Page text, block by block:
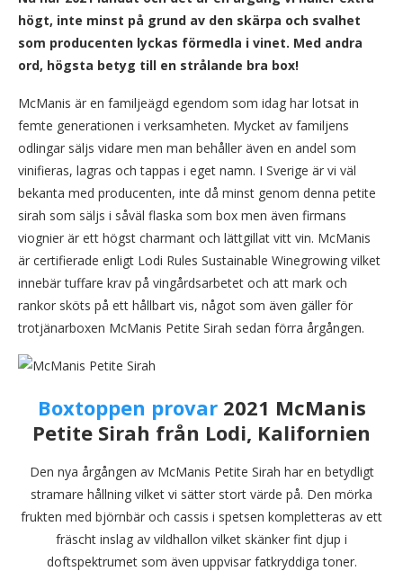
högt, inte minst på grund av den skärpa och svalhet
som producenten lyckas förmedla i vinet. Med andra
ord, högsta betyg till en strålande bra box!
McManis är en familjeägd egendom som idag har lotsat in
femte generationen i verksamheten. Mycket av familjens
odlingar säljs vidare men man behåller även en andel som
vinifieras, lagras och tappas i eget namn. I Sverige är vi väl
bekanta med producenten, inte då minst genom denna petite
sirah som säljs i såväl flaska som box men även firmans
viognier är ett högst charmant och lättgillat vitt vin. McManis
är certifierade enligt Lodi Rules Sustainable Winegrowing vilket
innebär tuffare krav på vingårdsarbetet och att mark och
rankor sköts på ett hållbart vis, något som även gäller för
trotjänarboxen McManis Petite Sirah sedan förra årgången.
Boxtoppen provar2021 McManis
Petite Sirah från Lodi, Kalifornien
Den nya årgången av McManis Petite Sirah har en betydligt
stramare hållning vilket vi sätter stort värde på. Den mörka
frukten med björnbär och cassis i spetsen kompletteras av ett
fräscht inslag av vildhallon vilket skänker fint djup i
doftspektrumet som även uppvisar fatkryddiga toner.